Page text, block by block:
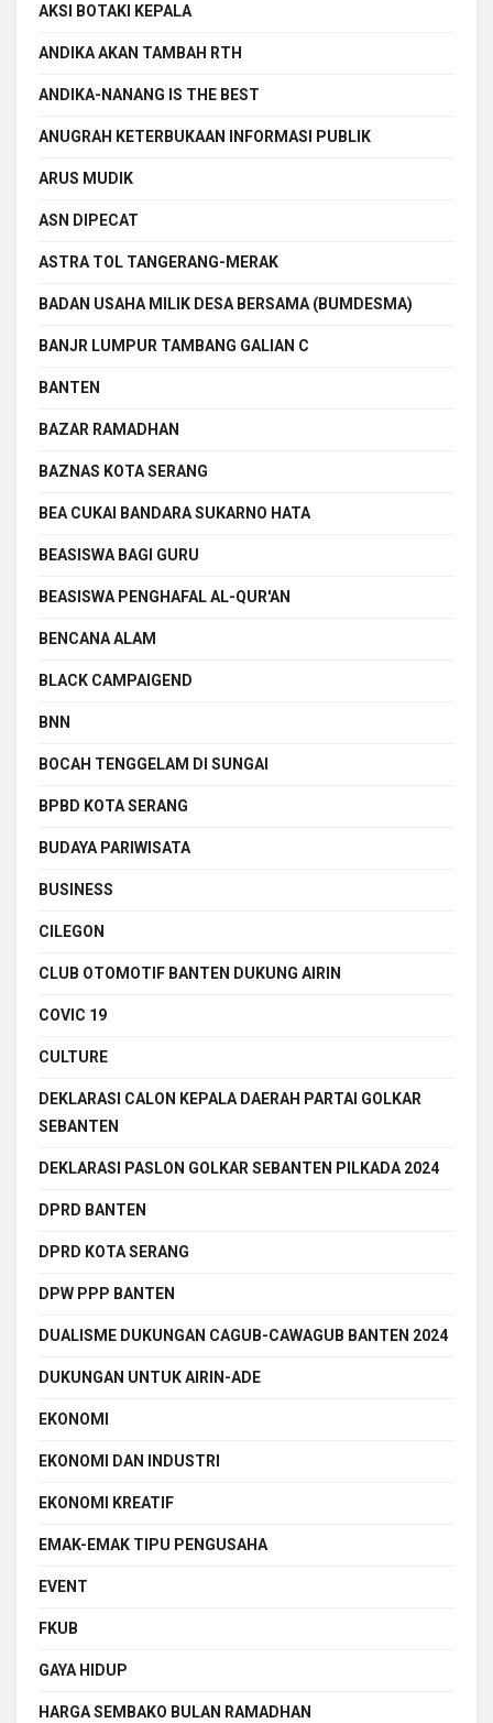
AKSI BOTAKI KEPALA
ANDIKA AKAN TAMBAH RTH
ANDIKA-NANANG IS THE BEST
ANUGRAH KETERBUKAAN INFORMASI PUBLIK
ARUS MUDIK
ASN DIPECAT
ASTRA TOL TANGERANG-MERAK
BADAN USAHA MILIK DESA BERSAMA (BUMDESMA)
BANJR LUMPUR TAMBANG GALIAN C
BANTEN
BAZAR RAMADHAN
BAZNAS KOTA SERANG
BEA CUKAI BANDARA SUKARNO HATA
BEASISWA BAGI GURU
BEASISWA PENGHAFAL AL-QUR'AN
BENCANA ALAM
BLACK CAMPAIGEND
BNN
BOCAH TENGGELAM DI SUNGAI
BPBD KOTA SERANG
BUDAYA PARIWISATA
BUSINESS
CILEGON
CLUB OTOMOTIF BANTEN DUKUNG AIRIN
COVIC 19
CULTURE
DEKLARASI CALON KEPALA DAERAH PARTAI GOLKAR
SEBANTEN
DEKLARASI PASLON GOLKAR SEBANTEN PILKADA 2024
DPRD BANTEN
DPRD KOTA SERANG
DPW PPP BANTEN
DUALISME DUKUNGAN CAGUB-CAWAGUB BANTEN 2024
DUKUNGAN UNTUK AIRIN-ADE
EKONOMI
EKONOMI DAN INDUSTRI
EKONOMI KREATIF
EMAK-EMAK TIPU PENGUSAHA
EVENT
FKUB
GAYA HIDUP
HARGA SEMBAKO BULAN RAMADHAN